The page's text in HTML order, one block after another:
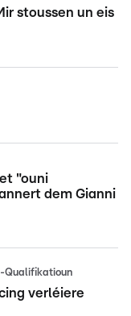
stoussen un eis
"ouni
dem Gianni
Qualifikatioun
verléiere